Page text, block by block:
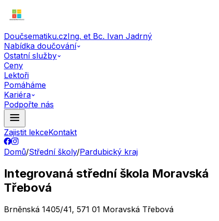
Doučsematiku.czIng. et Bc. Ivan Jadrný
Nabídka doučování
Ostatní služby
Ceny
Lektoři
Pomáháme
Kariéra
Podpořte nás
Zajistit lekceKontakt
Domů/Střední školy/Pardubický kraj
Integrovaná střední škola Moravská
Třebová
Brněnská 1405/41, 571 01 Moravská Třebová